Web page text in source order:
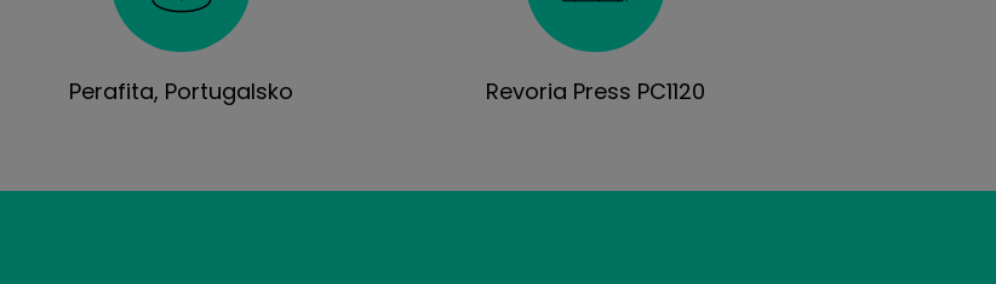
Perafita, Portugalsko Revoria Press PC1120